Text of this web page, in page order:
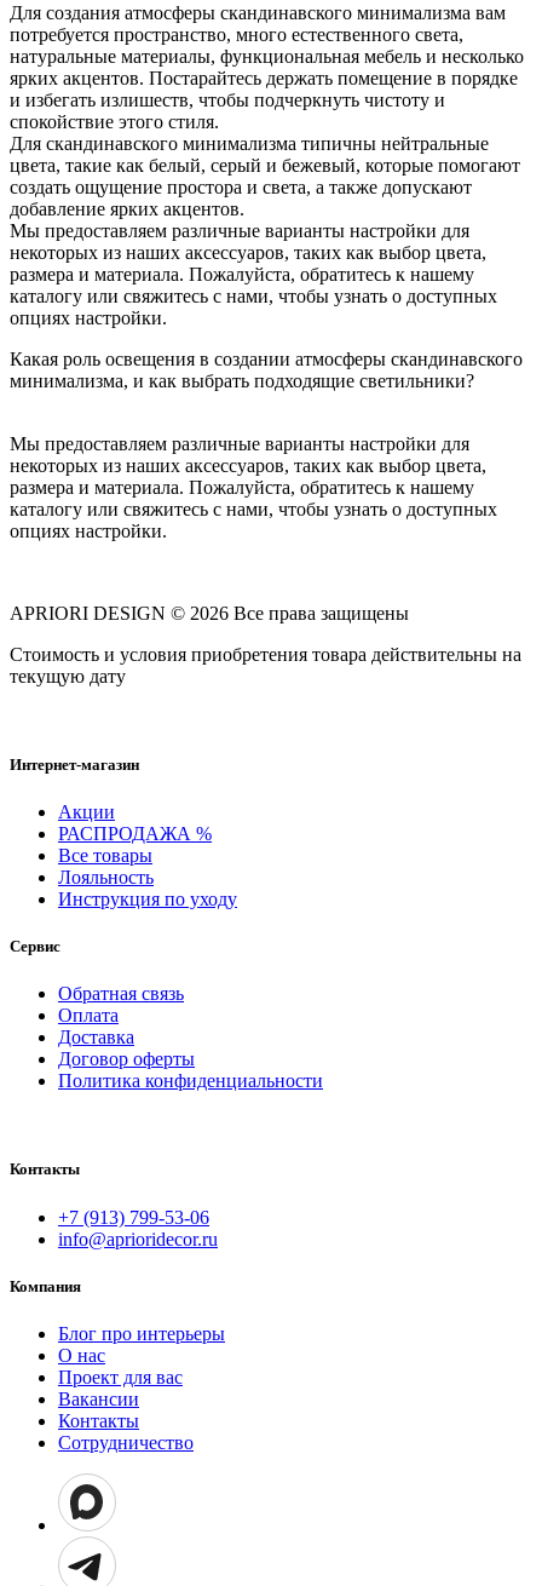
Для создания атмосферы скандинавского минимализма вам
потребуется пространство, много естественного света,
натуральные материалы, функциональная мебель и несколько
ярких акцентов. Постарайтесь держать помещение в порядке
и избегать излишеств, чтобы подчеркнуть чистоту и
спокойствие этого стиля.
Для скандинавского минимализма типичны нейтральные
цвета, такие как белый, серый и бежевый, которые помогают
создать ощущение простора и света, а также допускают
добавление ярких акцентов.
Мы предоставляем различные варианты настройки для
некоторых из наших аксессуаров, таких как выбор цвета,
размера и материала. Пожалуйста, обратитесь к нашему
каталогу или свяжитесь с нами, чтобы узнать о доступных
опциях настройки.
Какая роль освещения в создании атмосферы скандинавского
минимализма, и как выбрать подходящие светильники?
Мы предоставляем различные варианты настройки для
некоторых из наших аксессуаров, таких как выбор цвета,
размера и материала. Пожалуйста, обратитесь к нашему
каталогу или свяжитесь с нами, чтобы узнать о доступных
опциях настройки.
APRIORI DESIGN © 2026 Все права защищены
Cтоимость и условия приобретения товара действительны на
текущую дату
Интернет-магазин
Акции
РАСПРОДАЖА %
Все товары
Лояльность
Инструкция по уходу
Сервис
Обратная связь
Оплата
Доставка
Договор оферты
Политика конфиденциальности
Контакты
+7 (913) 799-53-06
info@aprioridecor.ru
Компания
Блог про интерьеры
О нас
Проект для вас
Вакансии
Контакты
Сотрудничество